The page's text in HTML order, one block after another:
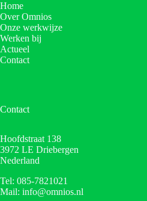
Home
Over Omnios
Onze werkwijze
Werken bij
Actueel
Contact
Contact
Hoofdstraat 138
3972 LE Driebergen
Nederland
Tel: 085-7821021
Mail: info@omnios.nl